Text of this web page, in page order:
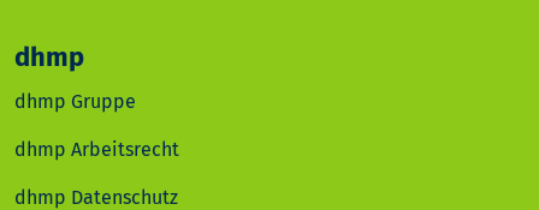
dhmp
dhmp Gruppe
dhmp Arbeitsrecht
dhmp Datenschutz